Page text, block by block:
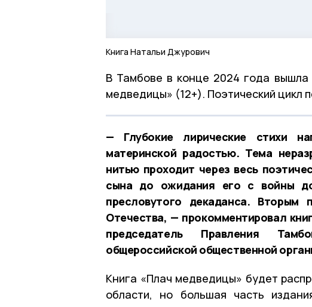
Книга Натальи Джурович
В Тамбове в конце 2024 года вышла
медведицы» (12+). Поэтический цикл
— Глубокие лирические стихи
материнской радостью. Тема
нитью проходит через весь
сына до ожидания его с войны
пресловутого декаданса.
Отечества, — прокомментировал
председатель Правления
общероссийской общественной
Книга «Плач медведицы» будет
области, но большая часть